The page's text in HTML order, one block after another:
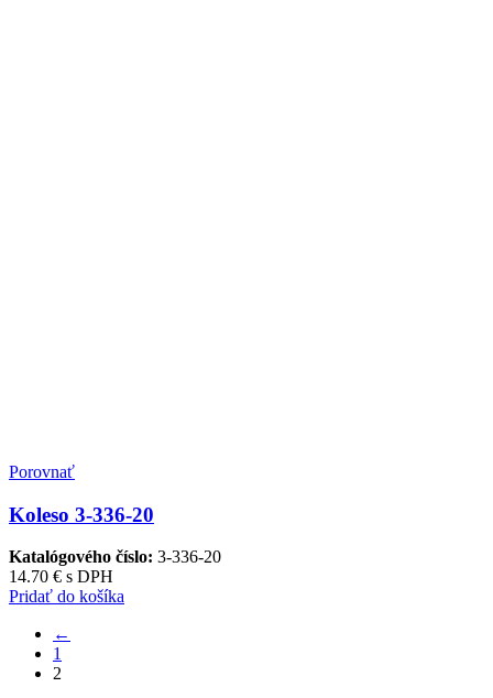
Porovnať
Koleso 3-336-20
Katalógového číslo: 3-336-20
14.70 € s DPH
Pridať do košíka
←
1
2